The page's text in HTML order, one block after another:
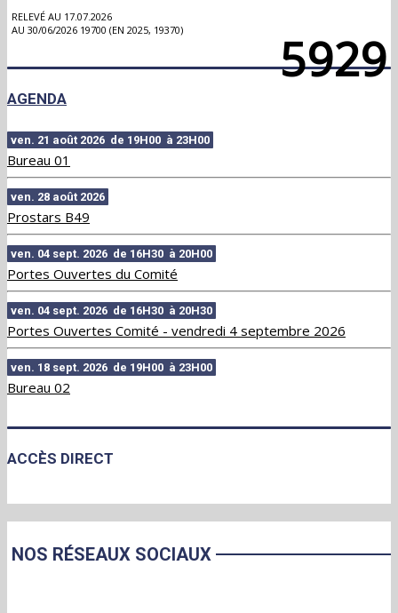
RELEVÉ AU 17.07.2026
AU 30/06/2026 19700 (EN 2025, 19370)
5929
AGENDA
ven. 21 août 2026 de 19H00 à 23H00
Bureau 01
ven. 28 août 2026
Prostars B49
ven. 04 sept. 2026 de 16H30 à 20H00
Portes Ouvertes du Comité
ven. 04 sept. 2026 de 16H30 à 20H30
Portes Ouvertes Comité - vendredi 4 septembre 2026
ven. 18 sept. 2026 de 19H00 à 23H00
Bureau 02
ACCÈS DIRECT
NOS RÉSEAUX SOCIAUX